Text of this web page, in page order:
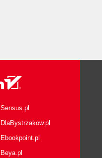
Sensus.pl
DlaBystrzakow.pl
Ebookpoint.pl
Beya.pl